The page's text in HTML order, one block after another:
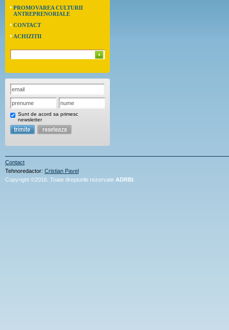
PROMOVAREA CULTURII
ANTREPRENORIALE
CONTACT
ACHIZITII
Sunt de acord sa primesc
newsletter
Contact
Tehnoredactor: Cristian Pavel
Copyright ©2016. Toate drepturile rezervate ADRBI